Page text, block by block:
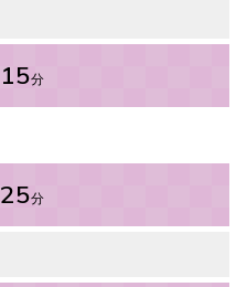
15分
25分